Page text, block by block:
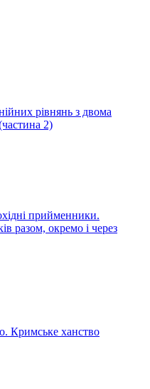
рівнянь з двома
2)
прийменники.
разом, окремо і через
Кримське ханство